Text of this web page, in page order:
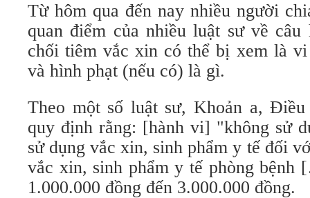
Từ hôm qua đến nay nhiều người
quan điểm của nhiều luật sư về
chối tiêm vắc xin có thể bị xem là
và hình phạt (nếu có) là gì.
Theo một số luật sư, Khoản a,
quy định rằng: [hành vi] "không sử
sử dụng vắc xin, sinh phẩm y tế đối
vắc xin, sinh phẩm y tế phòng
1.000.000 đồng đến 3.000.000 đồng.